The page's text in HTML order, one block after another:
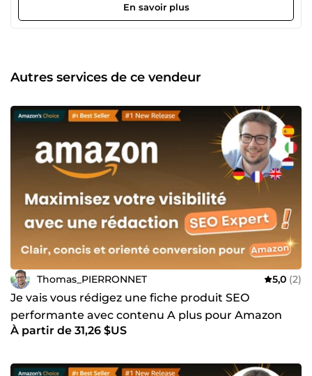
offrir des solutions personnalisées et efficaces pour
répondre aux besoins de mes clients.
En savoir plus
Autres services de ce vendeur
Thomas_PIERRONNET 5,0 (2)
Je vais vous rédigez une fiche produit SEO
performante avec contenu A plus pour Amazon
Seller,Vendor Central
À partir de 31,26 $US